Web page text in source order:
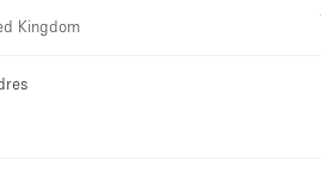
Kingdom